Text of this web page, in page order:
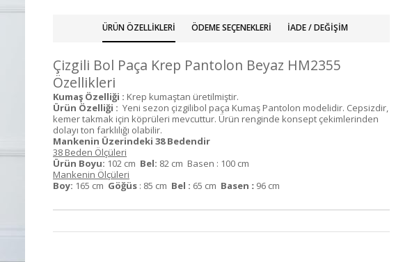
ÜRÜN ÖZELLIKLERI ÖDEME SEÇENEKLERI İADE / DEĞIŞIM
Çizgili Bol Paça Krep Pantolon Beyaz HM2355
Özellikleri
Kumaş Özelliği : Krep kumaştan üretilmiştir.
Ürün Özelliği : Yeni sezon çizgilibol paça Kumaş Pantolon modelidir. Cepsizdir,
kemer takmak için köprüleri mevcuttur. Ürün renginde konsept çekimlerinden
dolayı ton farklılığı olabilir.
Mankenin Üzerindeki 38 Bedendir
38 Beden Ölçüleri
Ürün Boyu: 102 cm Bel: 82 cm Basen : 100 cm
Mankenin Ölçüleri
Boy: 165 cm Göğüs : 85 cm Bel : 65 cm Basen : 96 cm